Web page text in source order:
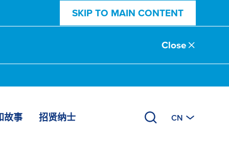
SKIP TO MAIN CONTENT
Close
故事 招贤纳士 CN